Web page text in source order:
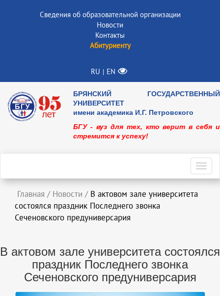
Сведения об образовательной организации
Новости
Контакты
Абитуриенту
RU | EN
БРЯНСКИЙ ГОСУДАРСТВЕННЫЙ
УНИВЕРСИТЕТ
имени академика И.Г. Петровского
БГУ - вуз для тех, кто верит в себя и
стремится к успеху!
Главная / Новости / В актовом зале университета
состоялся праздник Последнего звонка
Сеченовского предуниверсария
В актовом зале университета состоялся
праздник Последнего звонка
Сеченовского предуниверсария